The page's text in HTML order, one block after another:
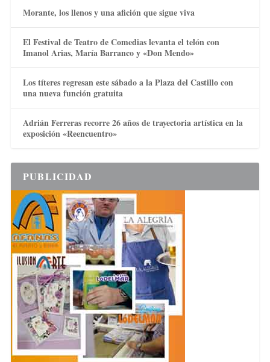
Morante, los llenos y una afición que sigue viva
El Festival de Teatro de Comedias levanta el telón con
Imanol Arias, María Barranco y «Don Mendo»
Los títeres regresan este sábado a la Plaza del Castillo con
una nueva función gratuita
Adrián Ferreras recorre 26 años de trayectoria artística en la
exposición «Reencuentro»
PUBLICIDAD